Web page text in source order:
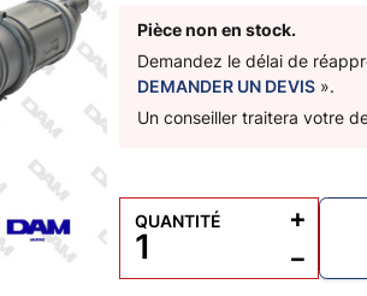
chambres rotatives et
et rapide même dans les
Livré avec 2 sangles de
Capacité : 5L
A : 1050mm
D: 75mm
Pièce non en stock.
Demandez le délai de
DEMANDER UN DEVIS ».
Un conseiller traitera votre
QUANTITÉ
−
+